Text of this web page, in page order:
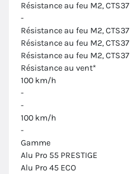
Résistance au feu M2, CTS37
-
Résistance au feu M2, CTS37
Résistance au feu M2, CTS37
Résistance au feu M2, CTS37
Résistance au vent*
100 km/h
-
-
100 km/h
-
Gamme
Alu Pro 55 PRESTIGE
Alu Pro 45 ECO